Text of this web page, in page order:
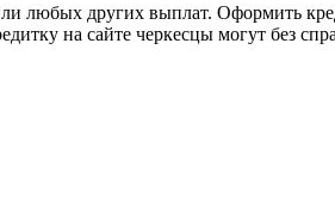
любых других выплат. Оформить
на сайте черкесцы могут без